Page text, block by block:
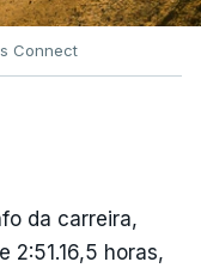
Connect
da carreira,
2:51.16,5 horas,